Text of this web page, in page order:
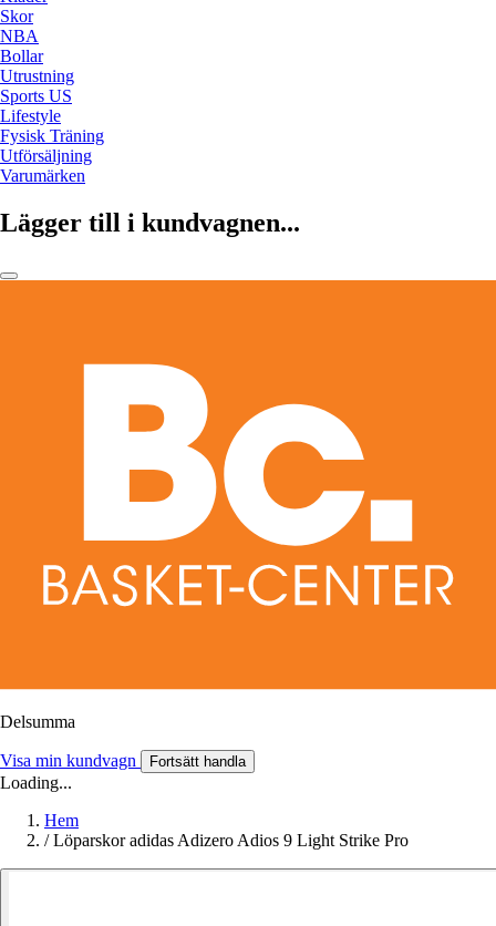
Skor
NBA
Bollar
Utrustning
Sports US
Lifestyle
Fysisk Träning
Utförsäljning
Varumärken
Lägger till i kundvagnen...
Delsumma
Visa min kundvagn Fortsätt handla
Loading...
Hem
/ Löparskor adidas Adizero Adios 9 Light Strike Pro